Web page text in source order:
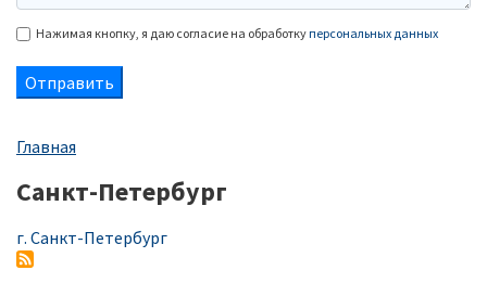
Нажимая кнопку, я даю согласие на обработкуперсональных данных
Строка
Главная
Санкт-Петербург
г. Санкт-Петербург